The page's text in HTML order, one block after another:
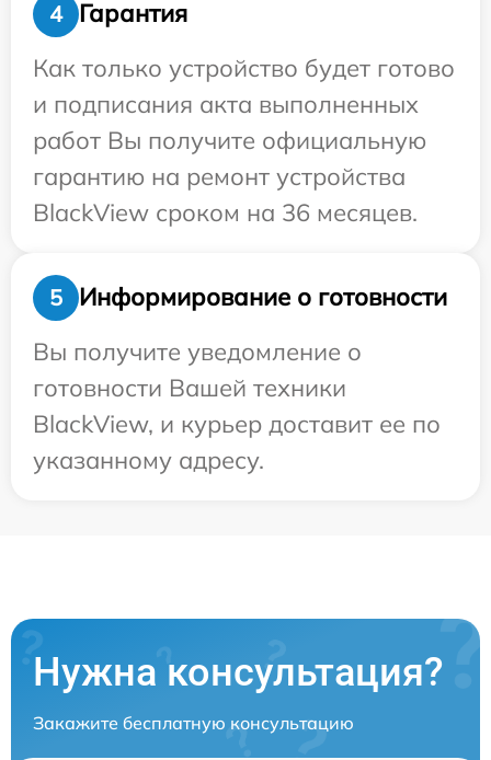
4
Гарантия
Как только устройство будет готово
и подписания акта выполненных
работ Вы получите официальную
гарантию на ремонт устройства
BlackView сроком на 36 месяцев.
5
Информирование о готовности
Вы получите уведомление о
готовности Вашей техники
BlackView, и курьер доставит ее по
указанному адресу.
Нужна консультация?
Закажите бесплатную консультацию